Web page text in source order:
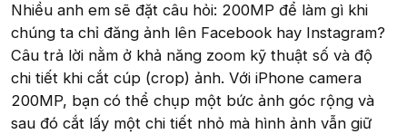
Nhiều anh em sẽ đặt câu hỏi: 200MP để làm gì khi
chúng ta chỉ đăng ảnh lên Facebook hay Instagram?
Câu trả lời nằm ở khả năng zoom kỹ thuật số và độ
chi tiết khi cắt cúp (crop) ảnh. Với iPhone camera
200MP, bạn có thể chụp một bức ảnh góc rộng và
sau đó cắt lấy một chi tiết nhỏ mà hình ảnh vẫn giữ